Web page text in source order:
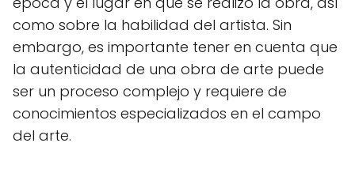
como sobre la habilidad del artista. Sin
embargo, es importante tener en cuenta que
la autenticidad de una obra de arte puede
ser un proceso complejo y requiere de
conocimientos especializados en el campo
del arte.